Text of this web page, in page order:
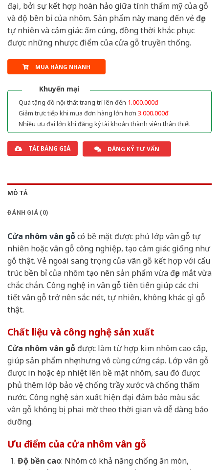
đại, bởi sự kết hợp hoàn hảo giữa tính thẩm mỹ của gỗ
và độ bền bỉ của nhôm. Sản phẩm này mang đến vẻ đẹp
tự nhiên và cảm giác ấm cúng, đồng thời khắc phục
được những nhược điểm của cửa gỗ truyền thống.
MUA HÀNG NHANH
Khuyến mại
Quà tặng đồ nội thất trang trí lên đến 1.000.000đ
Giảm trực tiếp khi mua đơn hàng lớn hơn 3.000.000đ
Nhiều ưu đãi lớn khi đăng ký tài khoản thành viên thân thiết
TẢI BẢNG GIÁ ĐĂNG KÝ TƯ VẤN
MÔ TẢ
ĐÁNH GIÁ (0)
Cửa nhôm vân gỗcó bề mặt được phủ lớp vân gỗ tự
nhiên hoặc vân gỗ công nghiệp, tạo cảm giác giống như
gỗ thật. Vẻ ngoài sang trọng của vân gỗ kết hợp với cấu
trúc bền bỉ của nhôm tạo nên sản phẩm vừa đẹp mắt vừa
chắc chắn. Công nghệ in vân gỗ tiên tiến giúp các chi
tiết vân gỗ trở nên sắc nét, tự nhiên, không khác gì gỗ
thật.
Chất liệu và công nghệ sản xuất
Cửa nhôm vân gỗ được làm từ hợp kim nhôm cao cấp,
giúp sản phẩm nhẹ nhưng vô cùng cứng cáp. Lớp vân gỗ
được in hoặc ép nhiệt lên bề mặt nhôm, sau đó được
phủ thêm lớp bảo vệ chống trầy xước và chống thấm
nước. Công nghệ sản xuất hiện đại đảm bảo màu sắc
vân gỗ không bị phai mờ theo thời gian và dễ dàng bảo
dưỡng.
Ưu điểm của cửa nhôm vân gỗ
Độ bền cao: Nhôm có khả năng chống ăn mòn,